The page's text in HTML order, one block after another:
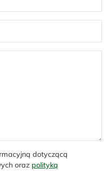
dotyczącą
oraz polityką